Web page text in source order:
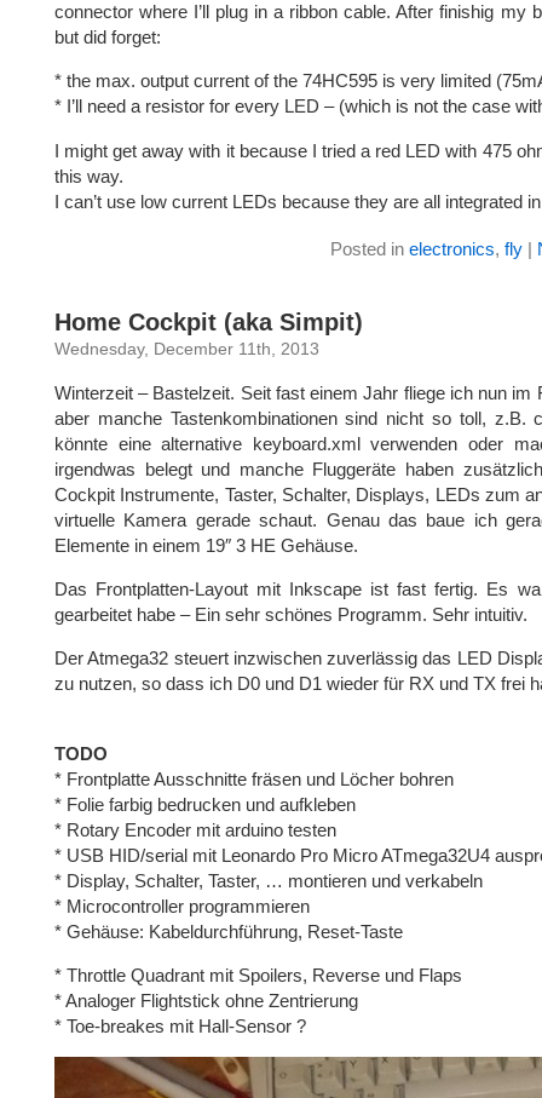
connector where I’ll plug in a ribbon cable. After finishig
but did forget:
* the max. output current of the 74HC595 is very limited
* I’ll need a resistor for every LED – (which is not the case
I might get away with it because I tried a red LED with 475
this way.
I can’t use low current LEDs because they are all integrated
Posted in electronics, fly |
Home Cockpit (aka Simpit)
Wednesday, December 11th, 2013
Winterzeit – Bastelzeit. Seit fast einem Jahr fliege ich nun
aber manche Tastenkombinationen sind nicht so toll,
könnte eine alternative keyboard.xml verwenden oder
irgendwas belegt und manche Fluggeräte haben
Cockpit Instrumente, Taster, Schalter, Displays, LEDs zum
virtuelle Kamera gerade schaut. Genau das baue ich
Elemente in einem 19″ 3 HE Gehäuse.
Das Frontplatten-Layout mit Inkscape ist fast fertig. Es
gearbeitet habe – Ein sehr schönes Programm. Sehr intuitiv.
Der Atmega32 steuert inzwischen zuverlässig das LED
zu nutzen, so dass ich D0 und D1 wieder für RX und TX frei
TODO
* Frontplatte Ausschnitte fräsen und Löcher bohren
* Folie farbig bedrucken und aufkleben
* Rotary Encoder mit arduino testen
* USB HID/serial mit Leonardo Pro Micro ATmega32U4
* Display, Schalter, Taster, … montieren und verkabeln
* Microcontroller programmieren
* Gehäuse: Kabeldurchführung, Reset-Taste
* Throttle Quadrant mit Spoilers, Reverse und Flaps
* Analoger Flightstick ohne Zentrierung
* Toe-breakes mit Hall-Sensor ?